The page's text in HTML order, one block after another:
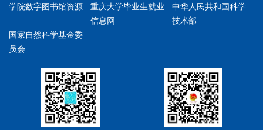
学院数字图书馆资源
重庆大学毕业生就业
信息网
中华人民共和国科学
技术部
国家自然科学基金委
员会